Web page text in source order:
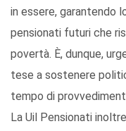
in essere, garantendo
pensionati futuri che
povertà. È, dunque,
tese a sostenere
tempo di
La Uil Pensionati